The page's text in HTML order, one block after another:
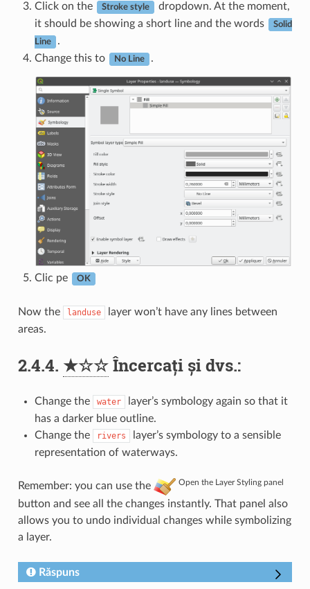
Click on the
Stroke style
dropdown. At the moment,
it should be showing a short line and the words
Solid
Line
.
Change this to
No Line .
Clic pe OK
Now the landuse
layer won’t have any lines between
areas.
2.4.4. ★☆☆Încercați și dvs.:
Change the water
layer’s symbology again so that it
has a darker blue outline.
Change the
rivers
layer’s symbology to a sensible
representation of waterways.
Remember: you can use the Open the Layer Styling panel
button and see all the changes instantly. That panel also
allows you to undo individual changes while symbolizing
a layer.
Răspuns